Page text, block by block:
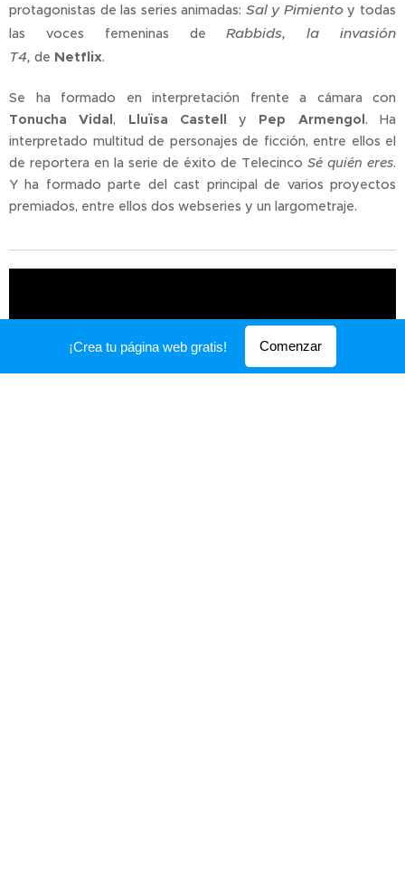
protagonistas de las series animadas: Sal y Pimientoy todas
las voces femeninas deRabbids, la invasión
T4, de Netflix.
Se ha formado en interpretación frente a cámara con
Tonucha Vidal, Lluïsa Castell y Pep Armengol. Ha
interpretado multitud de personajes de ficción, entre ellos el
de reportera en la serie de éxito de Telecinco Sé quién eres.
Y ha formado parte del cast principal de varios proyectos
premiados, entre ellos dos webseries y un largometraje.
¡Crea tu página web gratis! Comenzar